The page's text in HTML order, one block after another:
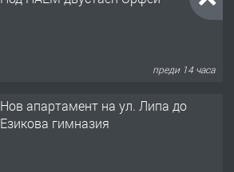
преди 14 часа
Нов апартамент на ул. Липа до
Езикова гимназия